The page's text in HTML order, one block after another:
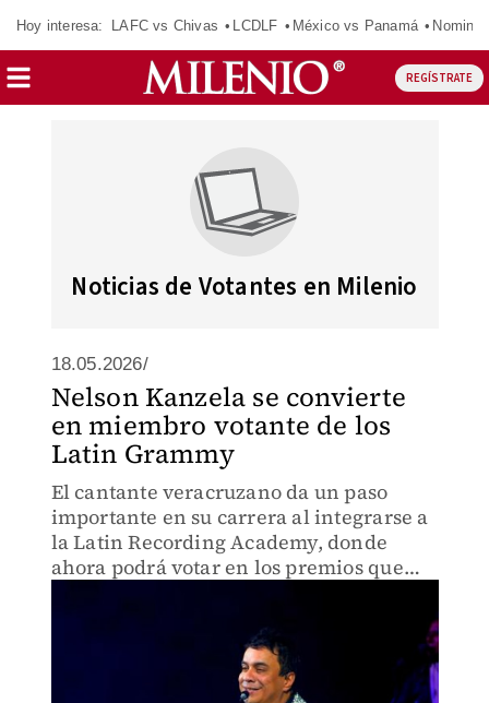
Hoy interesa: LAFC vs Chivas LCDLF México vs Panamá
REGÍSTRATE
Noticias de Votantes en Milenio
18.05.2026/
Nelson Kanzela se convierte
en miembro votante de los
Latin Grammy
El cantante veracruzano da un paso
importante en su carrera al integrarse a
la Latin Recording Academy, donde
ahora podrá votar en los premios que